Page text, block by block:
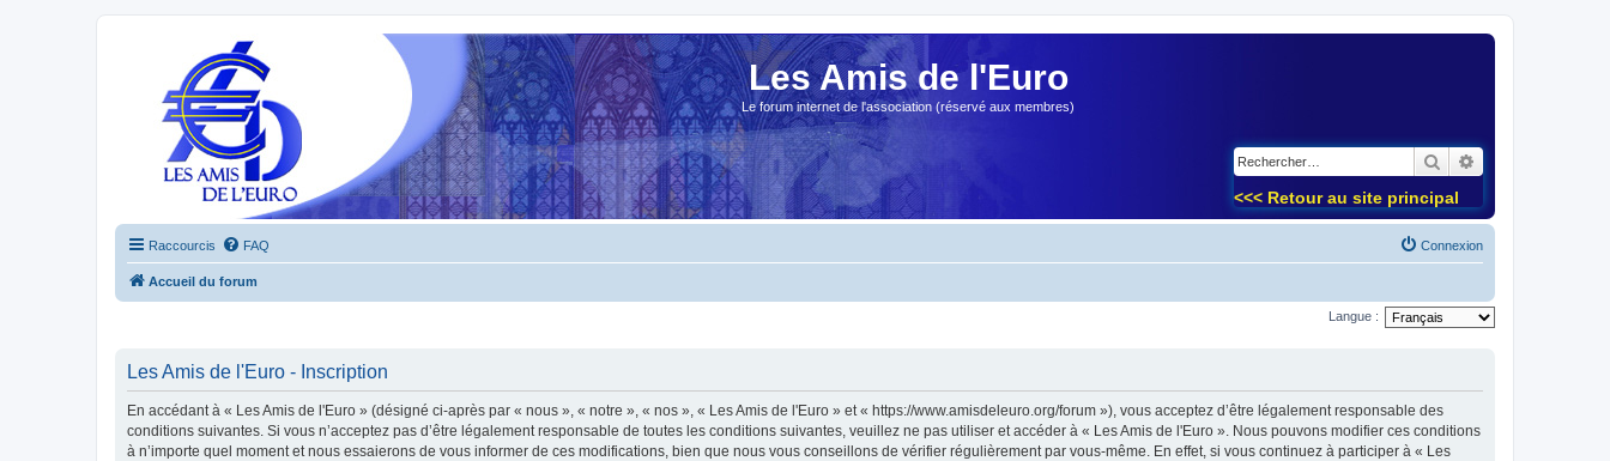
Les Amis de l'Euro
Le forum internet de l'association (réservé aux membres)
Rechercher
<<< Retour au site principal
Raccourcis FAQ Connexion
Accueil du forum
Langue :
Les Amis de l'Euro - Inscription
En accédant à « Les Amis de l'Euro » (désigné ci-après par « nous », « notre », « nos », « Les Amis de l'Euro » et « https://www.amisdeleuro.org/forum »), vous acceptez d’être légalement responsable des
conditions suivantes. Si vous n’acceptez pas d’être légalement responsable de toutes les conditions suivantes, veuillez ne pas utiliser et accéder à « Les Amis de l'Euro ». Nous pouvons modifier ces conditions
à n’importe quel moment et nous essaierons de vous informer de ces modifications, bien que nous vous conseillons de vérifier régulièrement par vous-même. En effet, si vous continuez à participer à « Les